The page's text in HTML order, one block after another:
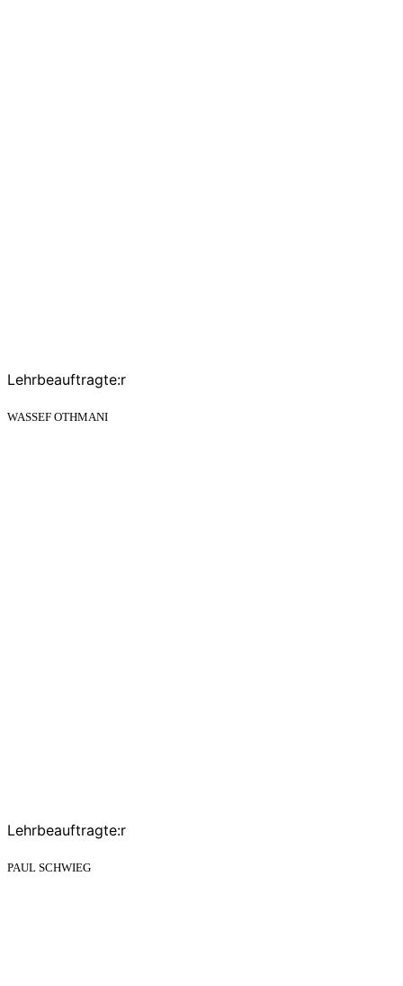
Lehrbeauftragte:r
WASSEF OTHMANI
Lehrbeauftragte:r
PAUL SCHWIEG